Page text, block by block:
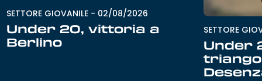
SETTORE GIOVANILE - 02/08/2026
Under 20, vittoria a
Berlino
SETTORE
Under